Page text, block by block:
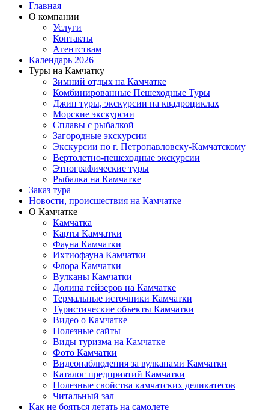
Главная
О компании
Услуги
Контакты
Агентствам
Календарь 2026
Туры на Камчатку
Зимний отдых на Камчатке
Комбинированные Пешеходные Туры
Джип туры, экскурсии на квадроциклах
Морские экскурсии
Сплавы с рыбалкой
Загородные экскурсии
Экскурсии по г. Петропавловску-Камчатскому
Вертолетно-пешеходные экскурсии
Этнографические туры
Рыбалка на Камчатке
Заказ тура
Новости, происшествия на Камчатке
О Камчатке
Камчатка
Карты Камчатки
Фауна Камчатки
Ихтиофауна Камчатки
Флора Камчатки
Вулканы Камчатки
Долина гейзеров на Камчатке
Термальные источники Камчатки
Туристические объекты Камчатки
Видео о Камчатке
Полезные сайты
Виды туризма на Камчатке
Фото Камчатки
Видеонаблюдения за вулканами Камчатки
Каталог предприятий Камчатки
Полезные свойства камчатских деликатесов
Читальный зал
Как не бояться летать на самолете